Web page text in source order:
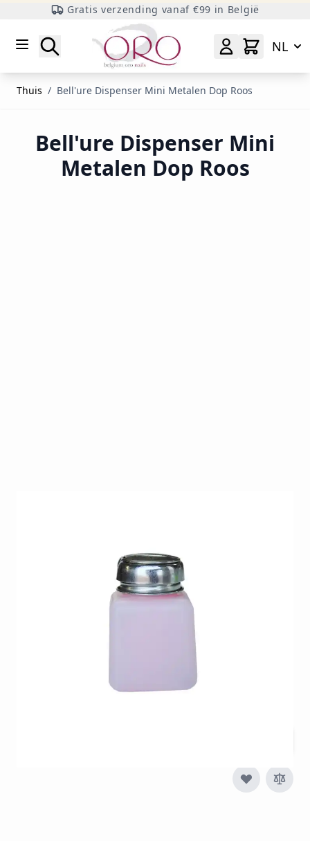
Gratis verzending vanaf €99 in België
Zoeken
NL
Thuis / Bell'ure Dispenser Mini Metalen Dop Roos
Bell'ure Dispenser Mini
Metalen Dop Roos
BELL-DIS-MI
€ 4,95
€ 5,99